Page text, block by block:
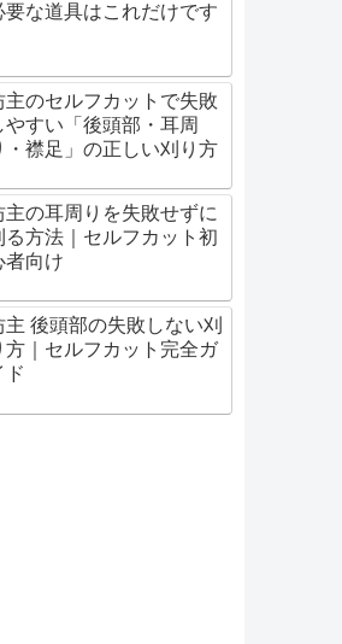
要な道具はこれだけです
主のセルフカットで失敗
やすい「後頭部・耳周
・襟足」の正しい刈り方
主の耳周りを失敗せずに
る方法｜セルフカット初
者向け
主 後頭部の失敗しない刈
方｜セルフカット完全ガ
ド